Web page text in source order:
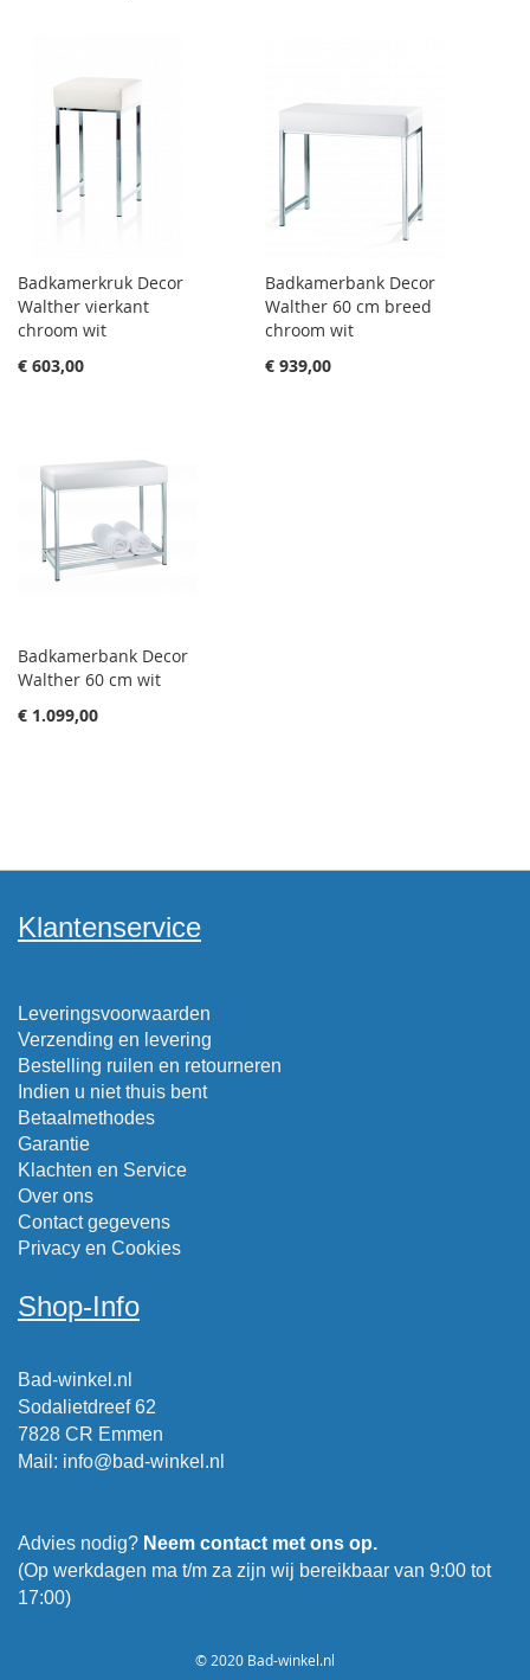
Badkamerkruk Decor
Walther vierkant
chroom wit
€ 603,00
Badkamerbank Decor
Walther 60 cm breed
chroom wit
€ 939,00
Badkamerbank Decor
Walther 60 cm wit
€ 1.099,00
Klantenservice
Leveringsvoorwaarden
Verzending en levering
Bestelling ruilen en retourneren
Indien u niet thuis bent
Betaalmethodes
Garantie
Klachten en Service
Over ons
Contact gegevens
Privacy en Cookies
Shop-Info
Bad-winkel.nl
Sodalietdreef 62
7828 CR Emmen
Mail : info@bad-winkel.nl
Advies nodig? Neem contact met ons op.
(Op werkdagen ma t/m za zijn wij bereikbaar van 9:00 tot
17:00)
© 2020 Bad-winkel.nl